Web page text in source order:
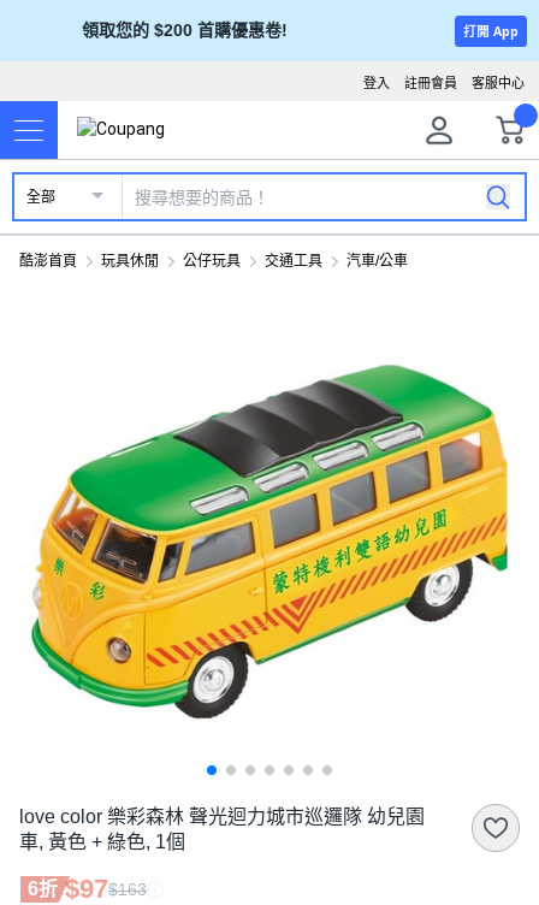
領取您的 $200 首購優惠卷! 打開 App
客服中心
註冊會員
登入
全部
酷澎首頁 玩具休閒 公仔玩具 交通工具 汽車/公車
love color 樂彩森林 聲光迴力城市巡邏隊 幼兒園
車, 黃色 + 綠色, 1個
6折 $97$163